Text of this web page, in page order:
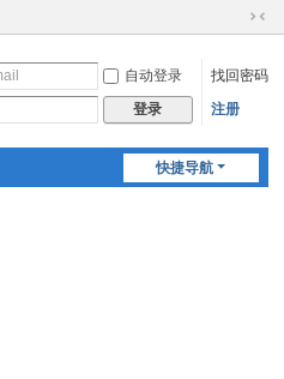
切
到
自动登录
找回密码
登录 注册
快捷导航